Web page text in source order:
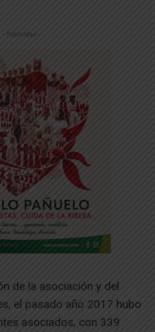
-- Publicidad --
de la asociación y del
el pasado año 2017 hubo
asociados, con 339